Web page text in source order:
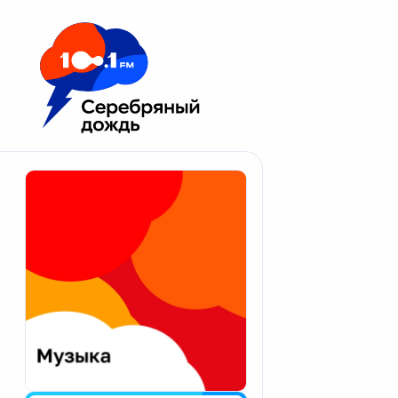
Москва 100.1 FM
Апатиты
Екатеринбург
Калининград
Калуга